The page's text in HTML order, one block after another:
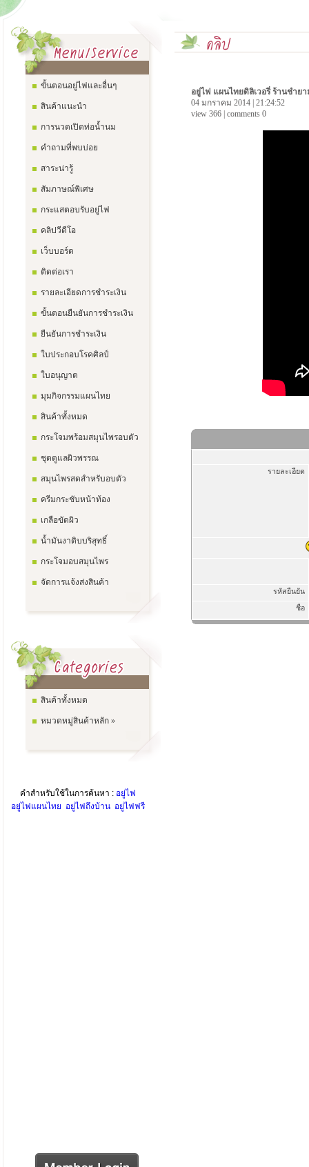
ขั้นตอนอยู่ไฟและอื่นๆ
สินค้าแนะนำ
การนวดเปิดท่อน้ำนม
คำถามที่พบบ่อย
สาระน่ารู้
สัมภาษณ์พิเศษ
กระแสตอบรับอยู่ไฟ
คลิปวีดีโอ
เว็บบอร์ด
ติดต่อเรา
รายละเอียดการชำระเงิน
ขั้นตอนยืนยันการชำระเงิน
ยืนยันการชำระเงิน
ใบประกอบโรคศิลป์
ใบอนุญาต
มุมกิจกรรมแผนไทย
สินค้าทั้งหมด
กระโจมพร้อมสมุนไพรอบตัว
ชุดดูแลผิวพรรณ
สมุนไพรสดสำหรับอบตัว
ครีมกระชับหน้าท้อง
เกลือขัดผิว
น้ำมันงาดิบบริสุทธิ์
กระโจมอบสมุนไพร
จัดการแจ้งส่งสินค้า
สินค้าทั้งหมด
หมวดหมู่สินค้าหลัก »
คำสำหรับใช้ในการค้นหา : อยู่ไฟ
อยู่ไฟแผนไทย อยู่ไฟถึงบ้าน อยู่ไฟฟรี
อยู่ไฟ แผนไทยดิลิเวอรี่ ร้านชำยา
04 มกราคม 2014 | 21:24:52
view 366 | comments 0
รายละเอียด
รหัสยืนยัน
ชื่อ